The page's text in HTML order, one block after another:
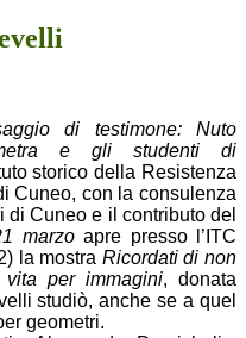
di testimone: Nuto
e gli studenti di
storico della Resistenza
Cuneo, con la consulenza
Cuneo e il contributo del
marzo apre presso l’ITC
la mostra Ricordati di non
per immagini, donata
studiò, anche se a quel
geometri.